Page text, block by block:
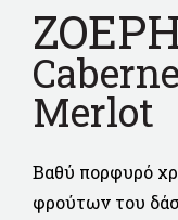
Merlot
Βαθύ πορφυρό
φρούτων του